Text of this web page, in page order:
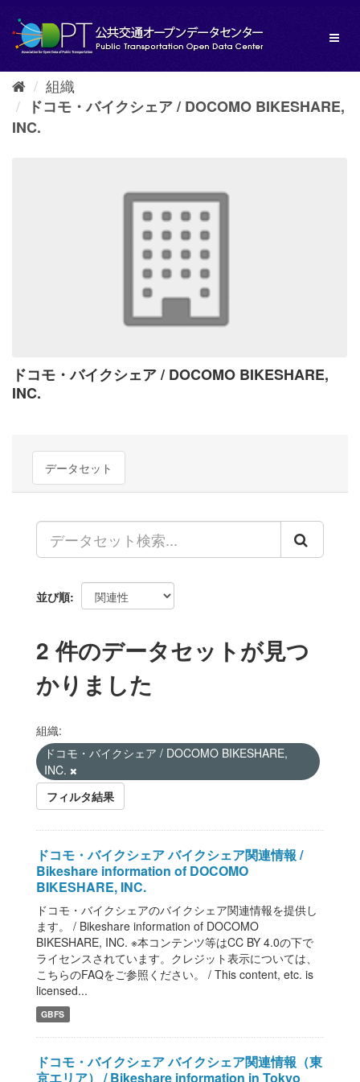
し
組織
ドコモ・バイクシェア / DOCOMO BIKESHARE,
INC.
ドコモ・バイクシェア / DOCOMO BIKESHARE,
INC.
データセット
並び順
2 件のデータセットが見つ
かりました
組織:
ドコモ・バイクシェア / DOCOMO BIKESHARE,
INC.
フィルタ結果
ドコモ・バイクシェア バイクシェア関連情報 /
Bikeshare information of DOCOMO
BIKESHARE, INC.
ドコモ・バイクシェアのバイクシェア関連情報を提供し
ます。 / Bikeshare information of DOCOMO
BIKESHARE, INC. ※本コンテンツ等はCC BY 4.0の下で
ライセンスされています。クレジット表示については、
こちらのFAQをご参照ください。 / This content, etc. is
licensed...
GBFS
ドコモ・バイクシェア バイクシェア関連情報（東
京エリア） / Bikeshare information in Tokyo